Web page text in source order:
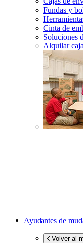
Fundas y
Cinta de
Soluciones
Alquilar
Ayudantes de
Volver al